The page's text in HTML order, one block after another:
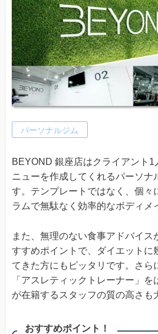
パーソナルジム
BEYOND 銀座店はクライアント1
ニューを作成してくれるパーソナ
す。テンプレートではなく、個々
ラムで無駄なく効率的なボディメ
また、無理のない食事アドバイス
すすめポイントで、ダイエットに
てきた方にもピッタリです。さら
「アスレティックトレーナー」
が在籍するスタッフの質の高さも
おすすめポイント！